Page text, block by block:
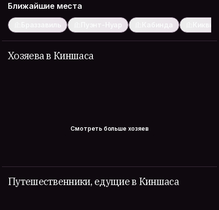
Ближайшие места
Браззавиль Пуэнт-Нуар Кабинда
Хозяева в Киншаса
Смотреть больше хозяев
Путешественники, едущие в Киншаса